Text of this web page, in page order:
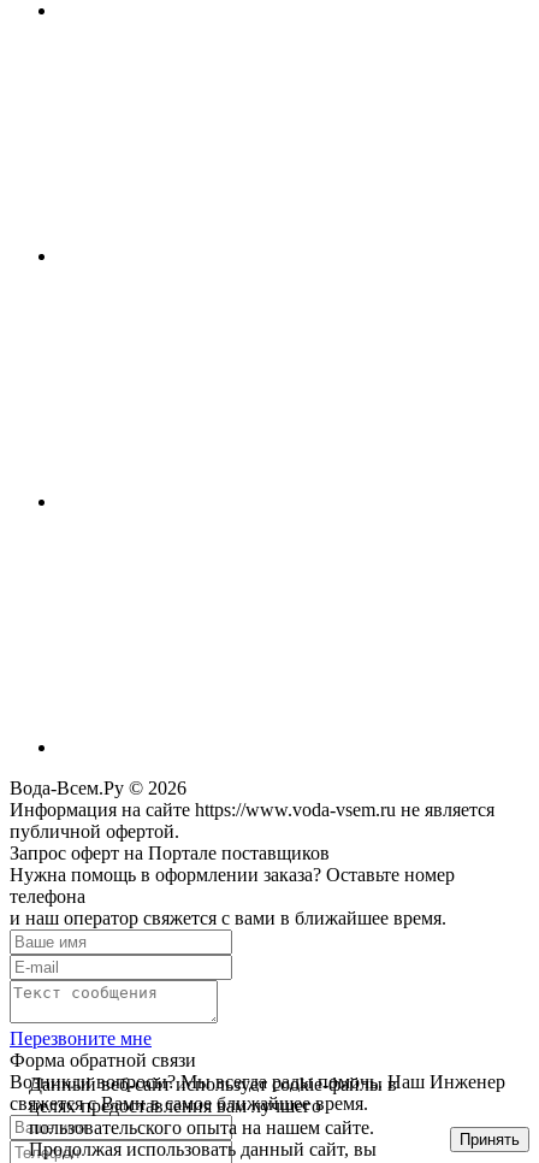
Вода-Всем.Ру © 2026
Информация на сайте https://www.voda-vsem.ru не является
публичной офертой.
Запрос оферт на Портале поставщиков
Нужна помощь в оформлении заказа? Оставьте номер
телефона
и наш оператор свяжется с вами в ближайшее время.
Перезвоните мне
Форма обратной связи
Возникли вопросы? Мы всегда рады помочь. Наш Инженер
свяжется с Вами в самое ближайшее время.
Данный веб-сайт использует cookie-файлы в
целях предоставления вам лучшего
пользовательского опыта на нашем сайте.
Продолжая использовать данный сайт, вы
Принять